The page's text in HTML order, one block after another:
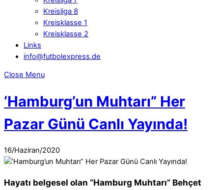
Kreisliga 8
Kreisklasse 1
Kreisklasse 2
Links
info@futbolexpress.de
Close Menu
‘Hamburg’un Muhtarı” Her
Pazar Günü Canlı Yayında!
16/Haziran/2020
Hayatı belgesel olan “Hamburg Muhtarı” Behçet